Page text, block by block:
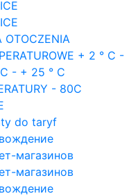
OTOCZENIA
+ 2 ° C -
- + 25 ° C
- 80C
do taryf
магазинов
магазинов